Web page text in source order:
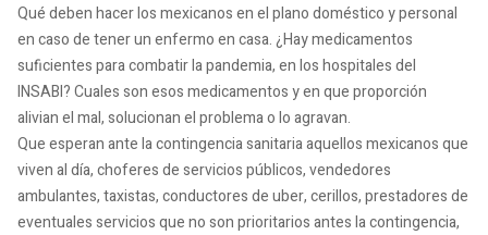
Qué deben hacer los mexicanos en el plano doméstico y personal
en caso de tener un enfermo en casa. ¿Hay medicamentos
suficientes para combatir la pandemia, en los hospitales del
INSABI? Cuales son esos medicamentos y en que proporción
alivian el mal, solucionan el problema o lo agravan.
Que esperan ante la contingencia sanitaria aquellos mexicanos que
viven al día, choferes de servicios públicos, vendedores
ambulantes, taxistas, conductores de uber, cerillos, prestadores de
eventuales servicios que no son prioritarios antes la contingencia,